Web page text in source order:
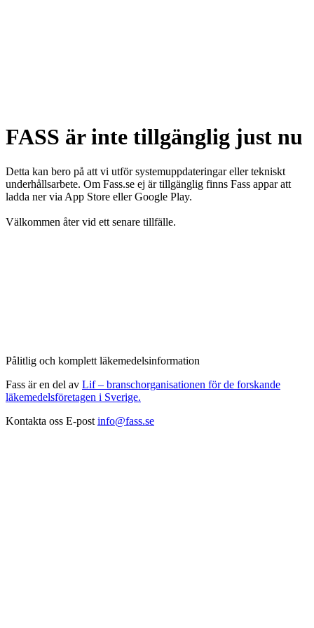
FASS är inte tillgänglig just nu
Detta kan bero på att vi utför systemuppdateringar eller tekniskt
underhållsarbete. Om Fass.se ej är tillgänglig finns Fass appar att
ladda ner via App Store eller Google Play.
Välkommen åter vid ett senare tillfälle.
Pålitlig och komplett läkemedelsinformation
Fass är en del av Lif – branschorganisationen för de forskande
läkemedelsföretagen i Sverige.
Kontakta oss E-post info@fass.se